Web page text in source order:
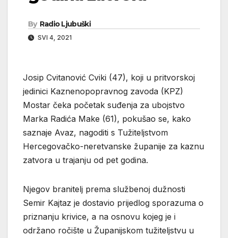
By Radio Ljubuški
SVI 4, 2021
Josip Cvitanović Cviki (47), koji u pritvorskoj
jedinici Kaznenopopravnog zavoda (KPZ)
Mostar čeka početak suđenja za ubojstvo
Marka Radića Make (61), pokušao se, kako
saznaje Avaz, nagoditi s Tužiteljstvom
Hercegovačko-neretvanske županije za kaznu
zatvora u trajanju od pet godina.
Njegov branitelj prema službenoj dužnosti
Semir Kajtaz je dostavio prijedlog sporazuma o
priznanju krivice, a na osnovu kojeg je i
održano ročište u Županijskom tužiteljstvu u